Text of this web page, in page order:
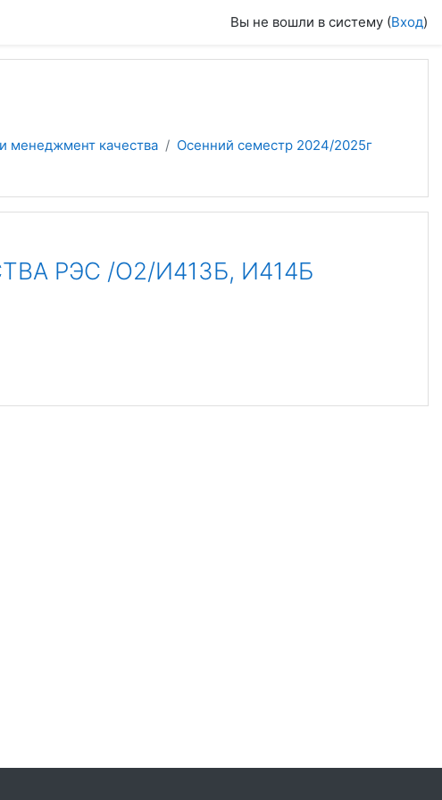
Вы не вошли в систему (Вход)
менеджмент качества
Осенний семестр 2024/2025г
РЭС /О2/И413Б, И414Б